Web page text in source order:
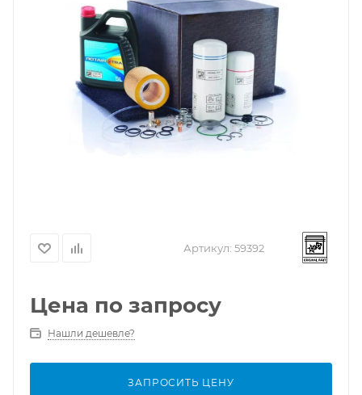
Артикул: 59392
Цена по запросу
Нашли дешевле?
ЗАПРОСИТЬ ЦЕНУ